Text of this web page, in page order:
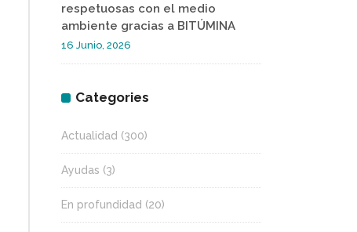
respetuosas con el medio
ambiente gracias a BITÚMINA
16 Junio, 2026
Categories
Actualidad (300)
Ayudas (3)
En profundidad (20)